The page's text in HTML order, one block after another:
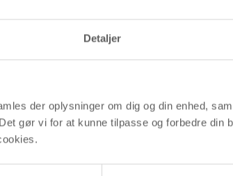
Detaljer
der oplysninger om dig og din enhed,
gør vi for at kunne tilpasse og forbedre din
1875850 Messing